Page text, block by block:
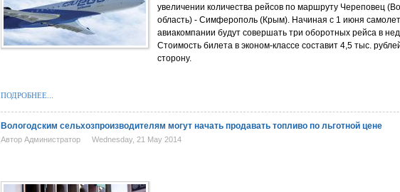
увеличении количества рейсов по маршруту Череповец
область) - Симферополь (Крым). Начиная с 1 июня
авиакомпании будут совершать три оборотных рейса в
Стоимость билета в эконом-классе составит 4,5 тыс.
сторону.
ПОДРОБНЕЕ...
Вологодским сельхозпроизводителям могут начать продавать топливо по льготной цене
Автор Администратор Wednesday, 21 May 2014